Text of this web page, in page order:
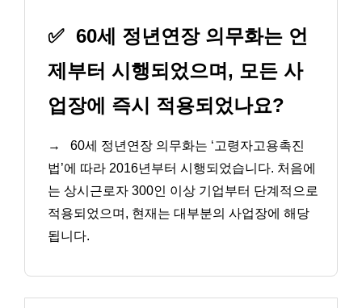
✅ 60세 정년연장 의무화는 언
제부터 시행되었으며, 모든 사
업장에 즉시 적용되었나요?
→
60세 정년연장 의무화는 ‘고령자고용촉진
법’에 따라 2016년부터 시행되었습니다. 처음에
는 상시근로자 300인 이상 기업부터 단계적으로
적용되었으며, 현재는 대부분의 사업장에 해당
됩니다.